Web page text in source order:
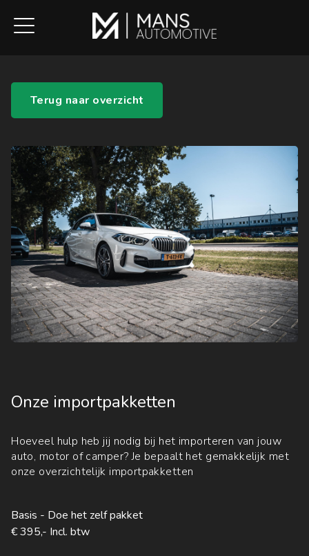
Terug naar overzicht
Onze importpakketten
Hoeveel hulp heb jij nodig bij het importeren van jouw
auto, motor of camper? Je bepaalt het gemakkelijk met
onze overzichtelijk importpakketten
Basis - Doe het zelf pakket
€ 395,- Incl. btw